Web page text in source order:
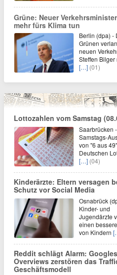
Grüne: Neuer
mehr fürs Klima tun
Berlin (dpa) -
Grünen
neuen
Steffen Bilger
[…] (01)
Lottozahlen vom Samstag
Saarbrücken
Samstags-
von "6 aus
Deutschen
[…] (04)
Kinderärzte: Eltern versagen
Schutz vor Social Media
Osnabrück
Kinder- und
Jugendärzte
einen
von Kindern
Reddit schlägt Alarm:
Overviews zerstören das
Geschäftsmodell